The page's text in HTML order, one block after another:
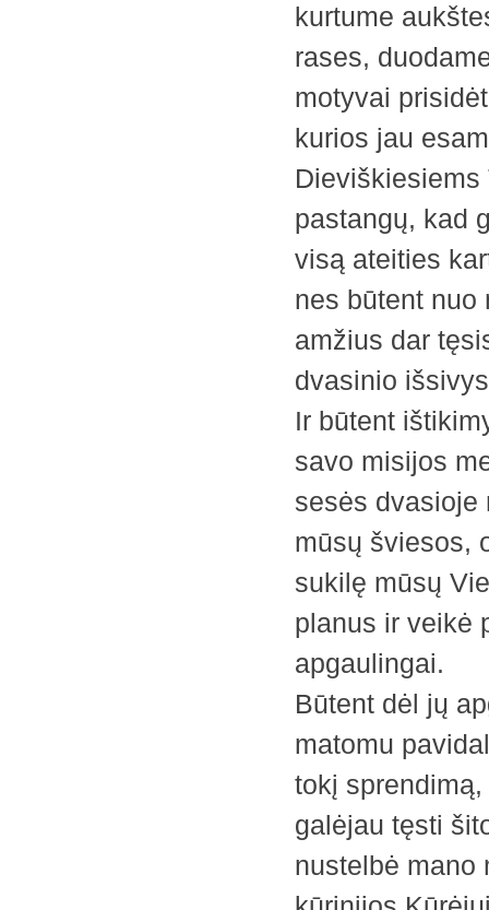
kurtume
rases,
motyvai
kurios jau
pastangų, kad
visą ateities
nes būtent nuo
amžius dar
dvasinio
Ir būtent
savo misijos
sesės dvasioje
mūsų šviesos,
sukilę mūsų
planus ir veikė
apgaulingai.
Būtent dėl jų
matomu
tokį
galėjau tęsti
nustelbė mano